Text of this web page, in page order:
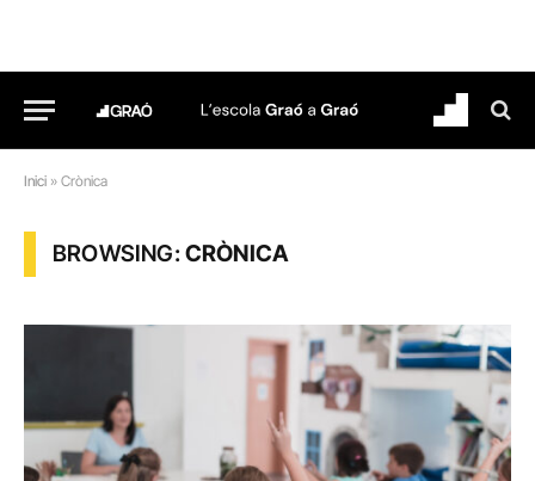
Inici » Crònica
BROWSING:CRÒNICA